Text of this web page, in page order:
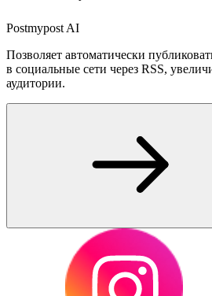
Postmypost AI
Позволяет автоматически
в социальные сети через RSS,
аудитории.